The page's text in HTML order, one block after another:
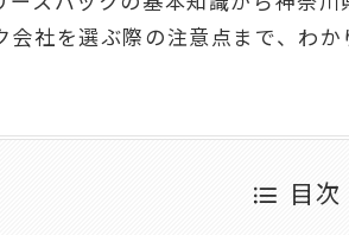
社を選ぶ際の注意点まで、わか
目次